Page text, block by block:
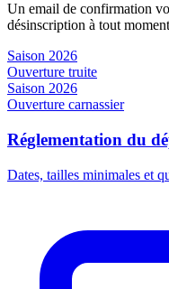
Un email de confirmation
désinscription à tout
Saison 2026
Ouverture truite
Saison 2026
Ouverture carnassier
Réglementation du
Dates, tailles minimales et